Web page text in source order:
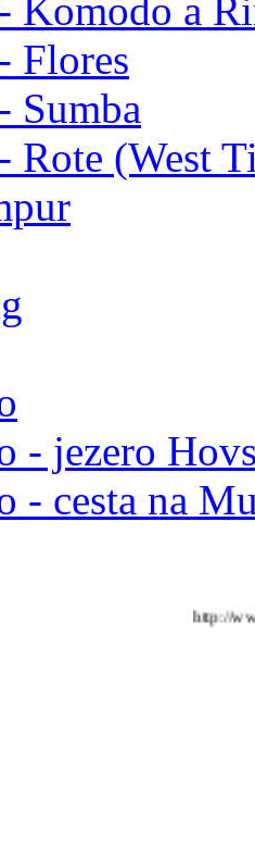
Komodo a
Flores
Sumba
Rote (West
- jezero
- cesta na
http://